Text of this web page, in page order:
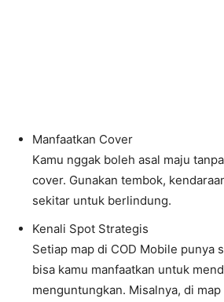
Manfaatkan Cover
Kamu nggak boleh asal maju
cover. Gunakan tembok,
sekitar untuk berlindung.
Kenali Spot Strategis
Setiap map di COD Mobile punya
bisa kamu manfaatkan untuk
menguntungkan. Misalnya, di